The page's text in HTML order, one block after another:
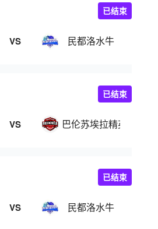
VS 民都洛水牛
已结束
VS 巴伦苏埃拉精英
已结束
VS 民都洛水牛
已结束